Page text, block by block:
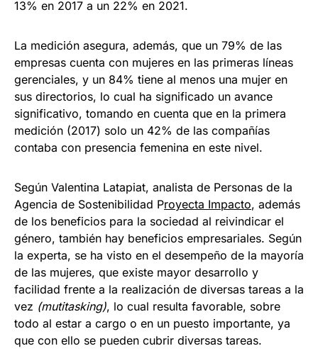
13% en 2017 a un 22% en 2021.
La medición asegura, además, que un 79% de las
empresas cuenta con mujeres en las primeras líneas
gerenciales, y un 84% tiene al menos una mujer en
sus directorios, lo cual ha significado un avance
significativo, tomando en cuenta que en la primera
medición (2017) solo un 42% de las compañías
contaba con presencia femenina en este nivel.
Según Valentina Latapiat, analista de Personas de la
Agencia de Sostenibilidad Proyecta Impacto, además
de los beneficios para la sociedad al reivindicar el
género, también hay beneficios empresariales. Según
la experta, se ha visto en el desempeño de la mayoría
de las mujeres, que existe mayor desarrollo y
facilidad frente a la realización de diversas tareas a la
vez (mutitasking), lo cual resulta favorable, sobre
todo al estar a cargo o en un puesto importante, ya
que con ello se pueden cubrir diversas tareas.